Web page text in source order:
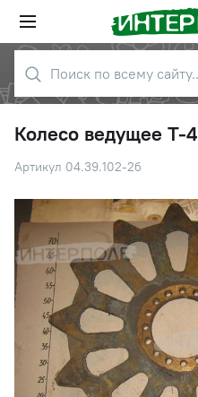
Колесо ведущее Т-
Артикул 04.39.102-2б